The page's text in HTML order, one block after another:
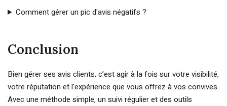
Comment gérer un pic d'avis négatifs ?
Conclusion
Bien gérer ses avis clients, c’est agir à la fois sur votre visibilité,
votre réputation et l’expérience que vous offrez à vos convives.
Avec une méthode simple, un suivi régulier et des outils